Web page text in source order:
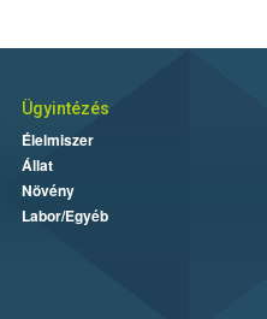
Ügyintézés
Élelmiszer
Állat
Növény
Labor/Egyéb